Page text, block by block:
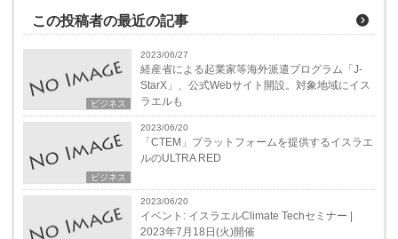
この投稿者の最近の記事
ビジネス
2023/06/27
経産省による起業家等海外派遣プログラム「J-
StarX」、公式Webサイト開設。対象地域にイス
ラエルも
ビジネス
2023/06/20
「CTEM」プラットフォームを提供するイスラエ
ルのULTRA RED
2023/06/20
イベント: イスラエルClimate Techセミナー |
2023年7月18日(火)開催